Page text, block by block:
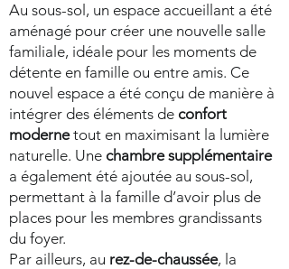
Au sous-sol, un espace accueillant a été
aménagé pour créer une nouvelle salle
familiale, idéale pour les moments de
détente en famille ou entre amis. Ce
nouvel espace a été conçu de manière à
intégrer des éléments de confort
modernetout en maximisant la lumière
naturelle. Une chambre supplémentaire
a également été ajoutée au sous-sol,
permettant à la famille d’avoir plus de
places pour les membres grandissants
du foyer.
Par ailleurs, au rez-de-chaussée, la